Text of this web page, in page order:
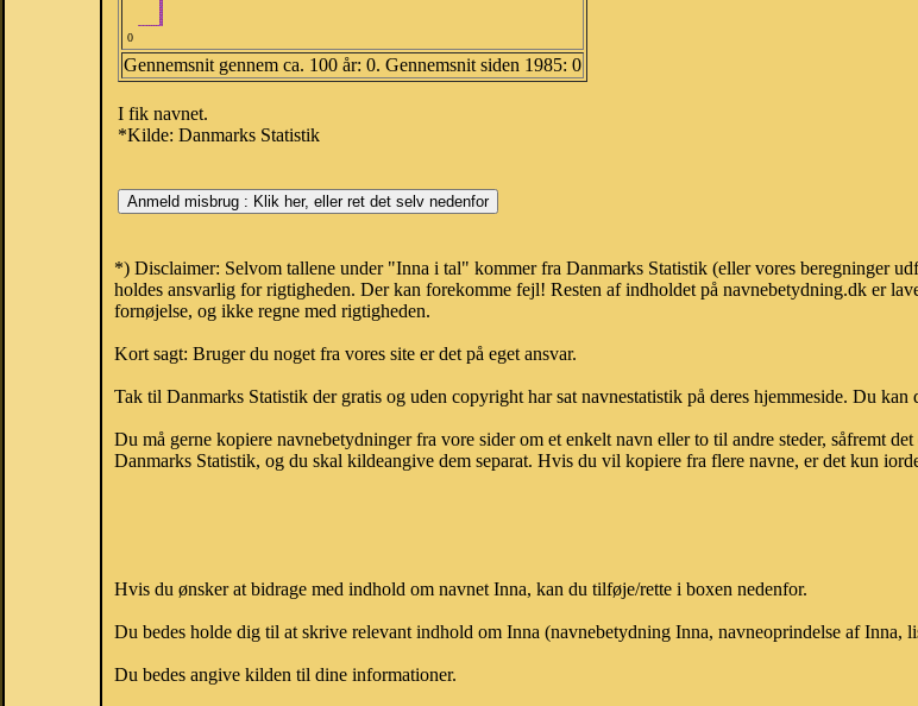
0
Gennemsnit gennem ca. 100 år: 0. Gennemsnit siden 1985: 0
I fik navnet.
*Kilde: Danmarks Statistik
*) Disclaimer: Selvom tallene under "Inna i tal" kommer fra Danmarks Statistik (eller vores beregninger
holdes ansvarlig for rigtigheden. Der kan forekomme fejl! Resten af indholdet på navnebetydning.dk er
fornøjelse, og ikke regne med rigtigheden.
Kort sagt: Bruger du noget fra vores site er det på eget ansvar.
Tak til Danmarks Statistik der gratis og uden copyright har sat navnestatistik på deres hjemmeside. Du
Du må gerne kopiere navnebetydninger fra vore sider om et enkelt navn eller to til andre steder, såfremt
Danmarks Statistik, og du skal kildeangive dem separat. Hvis du vil kopiere fra flere navne, er det kun
Hvis du ønsker at bidrage med indhold om navnet Inna, kan du tilføje/rette i boxen nedenfor.
Du bedes holde dig til at skrive relevant indhold om Inna (navnebetydning Inna, navneoprindelse af Inna,
Du bedes angive kilden til dine informationer.